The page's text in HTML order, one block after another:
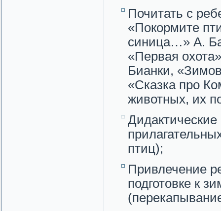
Почитать с
«Покормите
синица…» А.
«Первая
Бианки,
«Сказка про
животных, их
птиц);
Привлечение
подготовке к